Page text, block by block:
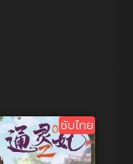
ซับไทย